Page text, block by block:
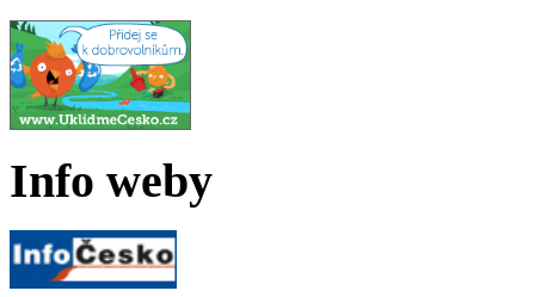
Info weby